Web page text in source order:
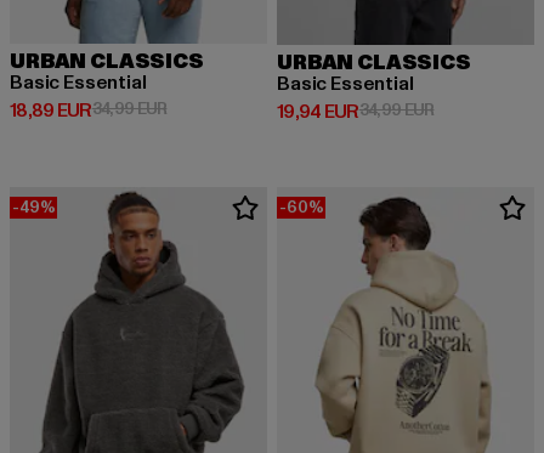
URBAN CLASSICS
Basic Essential
18,89 EUR
Derzeitiger Preis: 18,89 EUR
34,99 EURAktionspreis: 34,99 EUR
URBAN CLASSICS
Basic Essential
19,94 EUR
Derzeitiger Preis: 19,94 EUR
34,99 EURAktionspreis:
-49% -60%